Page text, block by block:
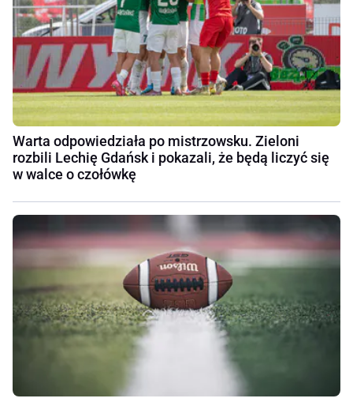
Warta odpowiedziała po mistrzowsku. Zieloni
rozbili Lechię Gdańsk i pokazali, że będą liczyć się
w walce o czołówkę